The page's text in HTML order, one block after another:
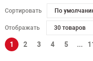
Сортировать По
Отображать 30 товаров
1 2 3 4 5 ...